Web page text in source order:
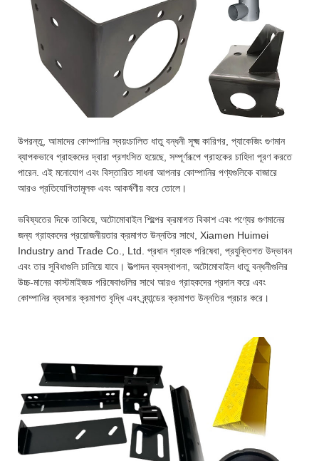
উপরন্তু, আমাদের কোম্পানির স্বয়ংচালিত ধাতু বন্ধনী সূক্ষ্ম কারিগর, প্যাকেজিং গুণমান
ব্যাপকভাবে গ্রাহকদের দ্বারা প্রশংসিত হয়েছে, সম্পূর্ণরূপে গ্রাহকের চাহিদা পূরণ করতে
পারেন. এই মনোযোগ এবং বিস্তারিত সাধনা আপনার কোম্পানির পণ্যগুলিকে বাজারে
আরও প্রতিযোগিতামূলক এবং আকর্ষণীয় করে তোলে।
ভবিষ্যতের দিকে তাকিয়ে, অটোমোবাইল শিল্পের ক্রমাগত বিকাশ এবং পণ্যের গুণমানের
জন্য গ্রাহকদের প্রয়োজনীয়তার ক্রমাগত উন্নতির সাথে, Xiamen Huimei
Industry and Trade Co., Ltd. প্রধান গ্রাহক পরিষেবা, প্রযুক্তিগত উদ্ভাবন
এবং তার সুবিধাগুলি চালিয়ে যাবে। উত্পাদন ব্যবস্থাপনা, অটোমোবাইল ধাতু বন্ধনীগুলির
উচ্চ-মানের কাস্টমাইজড পরিষেবাগুলির সাথে আরও গ্রাহকদের প্রদান করে এবং
কোম্পানির ব্যবসার ক্রমাগত বৃদ্ধি এবং ব্র্যান্ডের ক্রমাগত উন্নতির প্রচার করে।